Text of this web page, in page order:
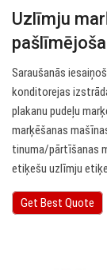
Uzlīmju
Saraušanās
konditorejas
plakanu pudeļu
marķēšanas
tinuma/pārtīšanas
etiķešu uzlīmju
Get Best Quote